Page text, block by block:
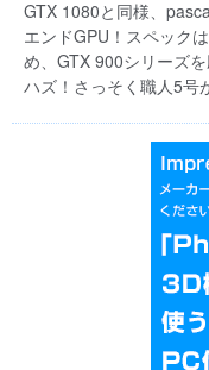
GTX 1080と同様、
エンドGPU！スペック
め、GTX 900シリーズ
ハズ！さっそく職人5号